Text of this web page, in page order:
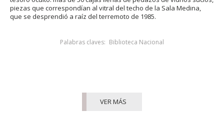
piezas que correspondían al vitral del techo de la Sala Medina,
que se desprendió a raíz del terremoto de 1985.
Palabras claves: Biblioteca Nacional
VER MÁS